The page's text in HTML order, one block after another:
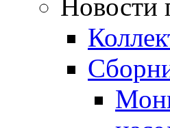
Новости